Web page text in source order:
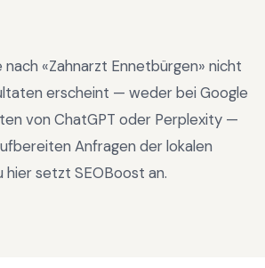
nach «Zahnarzt Ennetbürgen» nicht
erscheint — weder bei Google
von ChatGPT oder Perplexity —
Anfragen der lokalen
hier setzt SEOBoost an.